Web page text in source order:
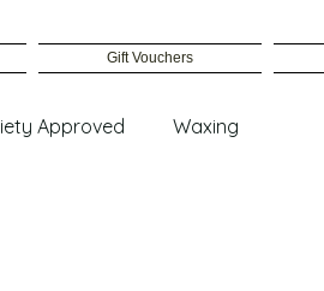
Gift Vouchers
Approved Waxing